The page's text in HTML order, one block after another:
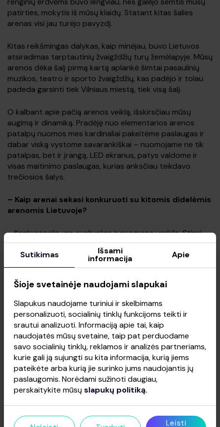
patirties, mokytis iš mūsų klaidų. Statant kitas šalies
arenas visi jau turėjo pavyzdį.
Kitas reikšmingas dalykas, kaip minėjau, buvo Lietuvos
atsiradimas tarptautinių žvaigždžių turų žemėlapyje. Mūsų
arenos dėka šalį pirmą kartą aplankė šimtai pasaulinių
muzikos, teatro ir sporto žvaigždžių, kas padėjo ir tolau
padeda garsinti tiek Vilniaus miestą, tiek visą šalį.
O kalbant apie pačią arenos veiklą, išskirsčiau mūsų
augimą ir dinamiką. Pradėję nuo elementarios arenos
patalpų nuomos mes kardinaliai pakeitėme paslaugas ir
dabar viską vystome savarankiškai – nuomojame ne tik
patalpas, bet ir įrangą, LED ekranus, patys valdome ir
visas maitinimo paslaugas, kurias anksčiau teikdavo
trečiosios šalys.
– Kaip arenai sekasi konkuruoti su kitomis didelėmis
arenomis Lietuvoje?
– Konkurencija yra evoliucijos ir progreso variklis. Stipri
konkurencija mus priverčia pasitempti, manau, tai labai
sveika ir reikalinga, nes galiausiai iš to labiausiai išlošia
lankytojai. Svarbiausia nepamesti savęs ir aklai
tai akcentuoti.
Vienas iš mūsų išskirtinumų yra itin ekonomiškai stiprus
miestas, kuriame esame įsikūrę. Vilnius sugeneruoja apie
43 proc. šalies bendrojo vidaus produkto – tai reiškia,
kad čia gyvena labai moki visuomenės dalis. Sostinė taip
turi plačiausiai išvystytą viešbučių tinklą Lietuvoje,
sulaukia didžiausio turistų kiekio ir, natūralu, turi
plačiausią auditoriją renginių rinkoje.
Čia taip pat galime paminėti ir tiesioginių skrydžių į Vilnių
atvejį. Pasitaiko, kad turų metu organizatoriams labai
svarbus greitas atvykimas, kad nuo oro uosto, į kurį
Sutikimas Išsami
informacija Apie
Šioje svetainėje naudojami slapukai
Slapukus naudojame turiniui ir skelbimams
personalizuoti, socialinių tinklų funkcijoms teikti ir
srautui analizuoti. Informaciją apie tai, kaip
naudojatės mūsų svetaine, taip pat perduodame
savo socialinių tinklų, reklamos ir analizės partneriams,
kurie gali ją sujungti su kita informacija, kurią jiems
pateikėte arba kurią jie surinko jums naudojantis jų
paslaugomis. Norėdami sužinoti daugiau,
perskaitykite mūsų slapukų politiką.
Leisti